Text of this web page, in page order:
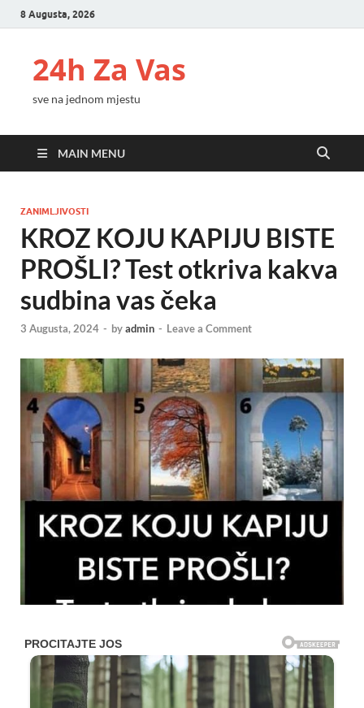
8 Augusta, 2026
24h Za Vas
sve na jednom mjestu
MAIN MENU
ZANIMLJIVOSTI
KROZ KOJU KAPIJU BISTE
PROŠLI? Test otkriva kakva
sudbina vas čeka
3 Augusta, 2024 - byadmin - Leave a Comment